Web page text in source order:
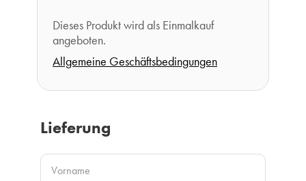
Lieferung
Dieses Produkt wird als Einmalkauf
angeboten.
Allgemeine Geschäftsbedingungen